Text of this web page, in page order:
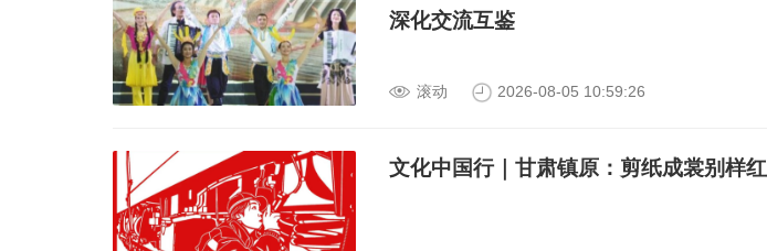
深化交流互鉴
滚动 2026-08-05 10:59:26
文化中国行｜甘肃镇原：剪纸成裳别样红